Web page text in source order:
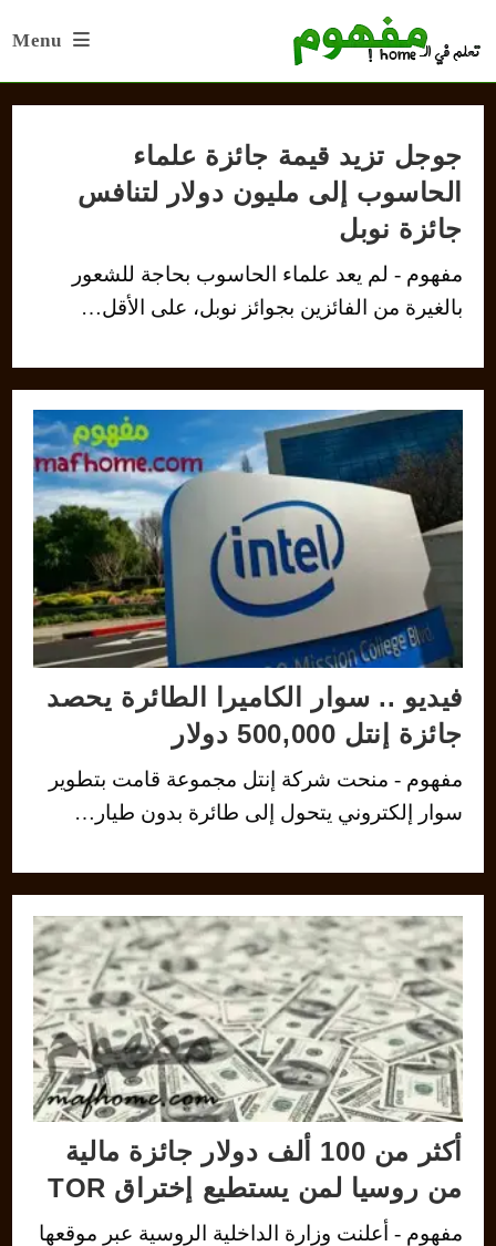
Menu
جوجل تزيد قيمة جائزة علماء
الحاسوب إلى مليون دولار لتنافس
جائزة نوبل
مفهوم - لم يعد علماء الحاسوب بحاجة للشعور
بالغيرة من الفائزين بجوائز نوبل، على الأقل…
فيديو .. سوار الكاميرا الطائرة يحصد
جائزة إنتل 500,000 دولار
مفهوم - منحت شركة إنتل مجموعة قامت بتطوير
سوار إلكتروني يتحول إلى طائرة بدون طيار…
أكثر من 100 ألف دولار جائزة مالية
من روسيا لمن يستطيع إختراق TOR
مفهوم - أعلنت وزارة الداخلية الروسية عبر موقعها